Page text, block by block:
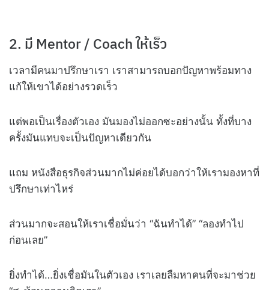
2. มี Mentor / Coach ให้เร็ว
เวลามีคนมาปรึกษาเรา เราสามารถบอกปัญหาพร้อมทาง
แก้ให้เขาได้อย่างรวดเร็ว
แต่พอเป็นเรื่องตัวเอง มันมองไม่ออกซะอย่างนั้น ทั้งที่บาง
ครั้งมันแทบจะเป็นปัญหาเดียวกัน
แถม หนังสือธุรกิจส่วนมากไม่ค่อยได้บอกว่าให้เรามองหาที่
ปรึกษาเท่าไหร่
ส่วนมากจะสอนให้เราเชื่อมั่นว่า “ฉันทำได้” “ลองทำไป
ก่อนเลย”
ยิ่งทำได้…ยิ่งเชื่อมันในตัวเอง เราเลยลืมหาคนที่จะมาช่วย